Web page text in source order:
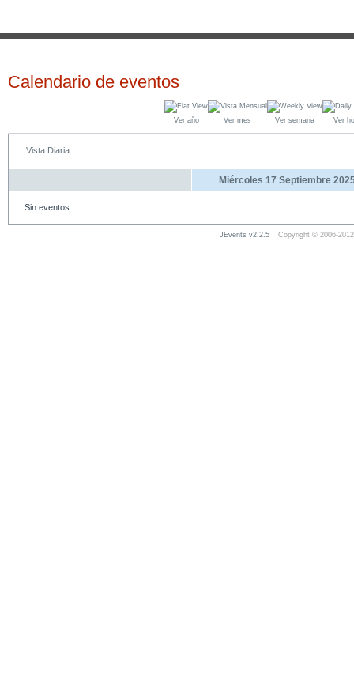
Calendario de eventos
Ver año Ver mes Ver semana Ver
Vista Diaria
Miércoles 17 Septiembre
Sin eventos
JEvents v2.2.5 Copyright © 2006-2012